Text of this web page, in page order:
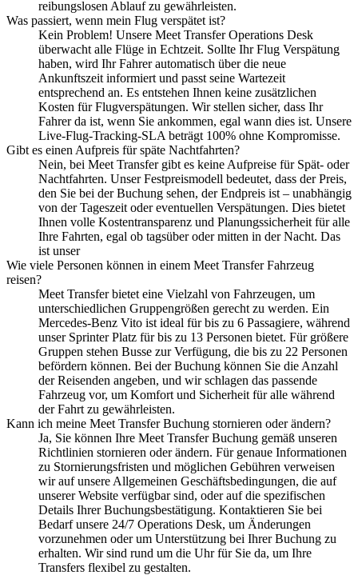
reibungslosen Ablauf zu gewährleisten.
Was passiert, wenn mein Flug verspätet ist?
Kein Problem! Unsere Meet Transfer Operations Desk
überwacht alle Flüge in Echtzeit. Sollte Ihr Flug Verspätung
haben, wird Ihr Fahrer automatisch über die neue
Ankunftszeit informiert und passt seine Wartezeit
entsprechend an. Es entstehen Ihnen keine zusätzlichen
Kosten für Flugverspätungen. Wir stellen sicher, dass Ihr
Fahrer da ist, wenn Sie ankommen, egal wann dies ist. Unsere
Live-Flug-Tracking-SLA beträgt 100% ohne Kompromisse.
Gibt es einen Aufpreis für späte Nachtfahrten?
Nein, bei Meet Transfer gibt es keine Aufpreise für Spät- oder
Nachtfahrten. Unser Festpreismodell bedeutet, dass der Preis,
den Sie bei der Buchung sehen, der Endpreis ist – unabhängig
von der Tageszeit oder eventuellen Verspätungen. Dies bietet
Ihnen volle Kostentransparenz und Planungssicherheit für alle
Ihre Fahrten, egal ob tagsüber oder mitten in der Nacht. Das
ist unser
Wie viele Personen können in einem Meet Transfer Fahrzeug
reisen?
Meet Transfer bietet eine Vielzahl von Fahrzeugen, um
unterschiedlichen Gruppengrößen gerecht zu werden. Ein
Mercedes-Benz Vito ist ideal für bis zu 6 Passagiere, während
unser Sprinter Platz für bis zu 13 Personen bietet. Für größere
Gruppen stehen Busse zur Verfügung, die bis zu 22 Personen
befördern können. Bei der Buchung können Sie die Anzahl
der Reisenden angeben, und wir schlagen das passende
Fahrzeug vor, um Komfort und Sicherheit für alle während
der Fahrt zu gewährleisten.
Kann ich meine Meet Transfer Buchung stornieren oder ändern?
Ja, Sie können Ihre Meet Transfer Buchung gemäß unseren
Richtlinien stornieren oder ändern. Für genaue Informationen
zu Stornierungsfristen und möglichen Gebühren verweisen
wir auf unsere Allgemeinen Geschäftsbedingungen, die auf
unserer Website verfügbar sind, oder auf die spezifischen
Details Ihrer Buchungsbestätigung. Kontaktieren Sie bei
Bedarf unsere 24/7 Operations Desk, um Änderungen
vorzunehmen oder um Unterstützung bei Ihrer Buchung zu
erhalten. Wir sind rund um die Uhr für Sie da, um Ihre
Transfers flexibel zu gestalten.